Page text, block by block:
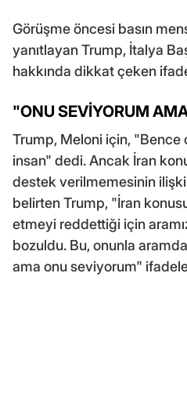
Görüşme öncesi basın
yanıtlayan Trump, İtalya
hakkında dikkat çeken
"ONU SEVİYORUM
Trump, Meloni için, "Bence
insan" dedi. Ancak İran
destek verilmemesinin
belirten Trump, "İran
etmeyi reddettiği için
bozuldu. Bu, onunla
ama onu seviyorum"